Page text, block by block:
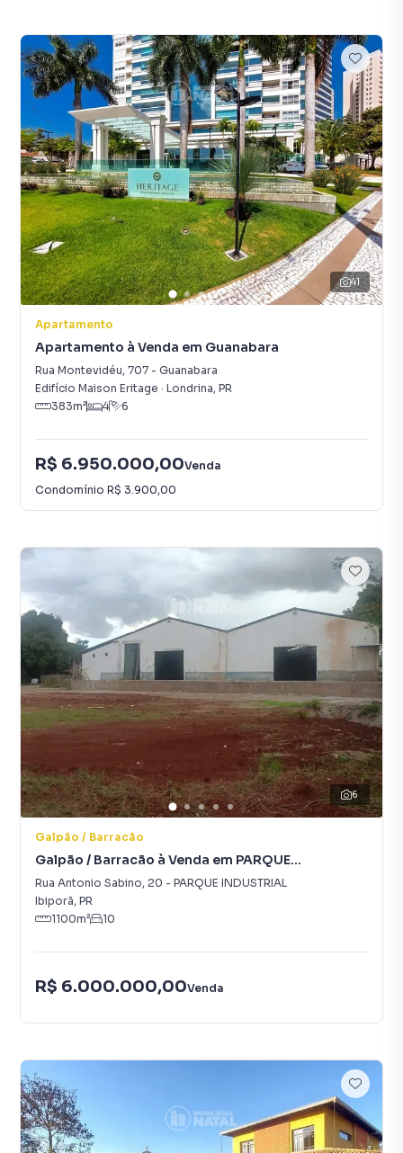
41
Apartamento
Apartamento à Venda em Guanabara
Rua Montevidéu, 707 - Guanabara
Edifício Maison Eritage · Londrina, PR
383m² 4 6
R$ 6.950.000,00Venda
Condomínio R$ 3.900,00
6
Galpão / Barracão
Galpão / Barracão à Venda em PARQUE
INDUSTRIAL
Rua Antonio Sabino, 20 - PARQUE INDUSTRIAL
Ibiporã, PR
1100m² 10
R$ 6.000.000,00Venda